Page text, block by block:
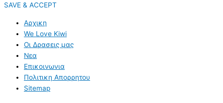
SAVE & ACCEPT
Αρχικη
We Love Kiwi
Οι Δρασεις μας
Νεα
Επικοινωνια
Πολιτικη Απορρητου
Sitemap